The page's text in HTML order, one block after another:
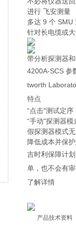
进行 飞安测量
多达 9 个 SMU
针对长电缆或
带分析探测器
4200A-SCS 参
tworth
特点
“点击"测试定序
“手动"探测器
假探测器模式
降低成本并保
吉时利保障计
单，也不会有
了解详情
产品技术资料